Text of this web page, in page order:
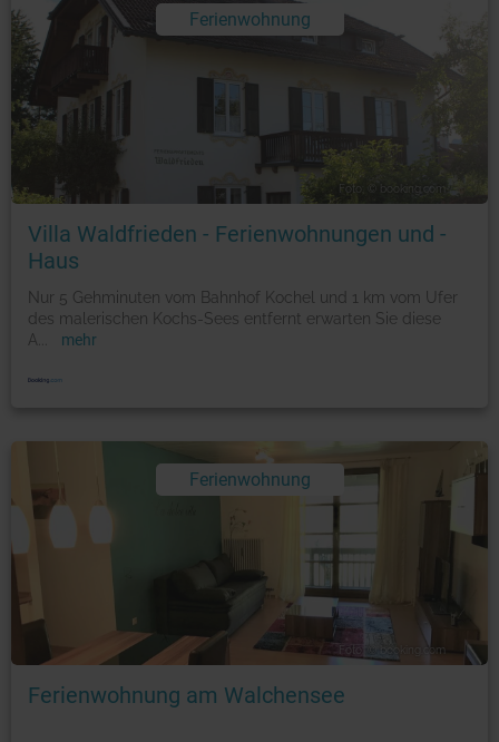
Ferienwohnung
Foto: © booking.com
Villa Waldfrieden - Ferienwohnungen und -
Haus
Nur 5 Gehminuten vom Bahnhof Kochel und 1 km vom Ufer
des malerischen Kochs-Sees entfernt erwarten Sie diese
A
mehr
Ferienwohnung
Foto: © booking.com
Ferienwohnung am Walchensee